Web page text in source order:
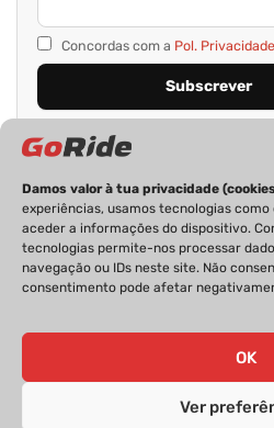
Damos valor à tua privacidade
experiências, usamos tecnologias
aceder a informações do dispositivo.
tecnologias permite-nos processar
navegação ou IDs neste site. Não
consentimento pode afetar
OK
Ver
Concordas com a Pol.
PRIVACIDADE FICHA TÉCNICA